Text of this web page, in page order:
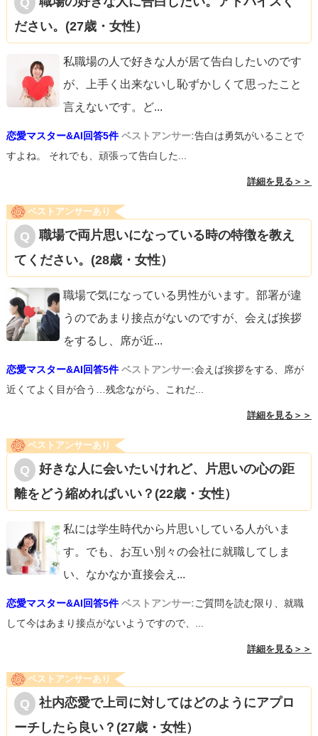
ださい。(27歳・女性）
私職場の人で好きな人が居て告白したいのです
が、上手く出来ないし恥ずかしくて思ったこと
言えないです。ど...
恋愛マスター&AI回答5件 ベストアンサー:告白は勇気がいることで
すよね。 それでも、頑張って告白した...
詳細を見る＞＞
ベストアンサーあり
職場で両片思いになっている時の特徴を教え
てください。(28歳・女性）
職場で気になっている男性がいます。部署が違
うのであまり接点がないのですが、会えば挨拶
をするし、席が近...
恋愛マスター&AI回答5件 ベストアンサー:会えば挨拶をする、席が
近くてよく目が合う…残念ながら、これだ...
詳細を見る＞＞
ベストアンサーあり
好きな人に会いたいけれど、片思いの心の距
離をどう縮めればいい？(22歳・女性）
私には学生時代から片思いしている人がいま
す。でも、お互い別々の会社に就職してしま
い、なかなか直接会え ...
恋愛マスター&AI回答5件 ベストアンサー:ご質問を読む限り、就職
して今はあまり接点がないようですので、...
詳細を見る＞＞
ベストアンサーあり
社内恋愛で上司に対してはどのようにアプロ
ーチしたら良い？(27歳・女性）